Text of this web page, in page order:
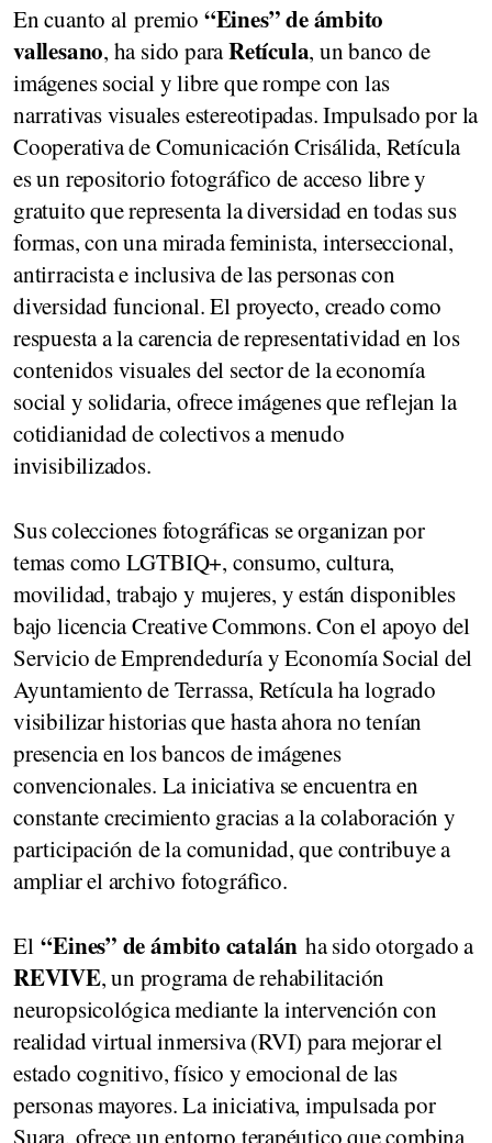
En cuanto al premio “Eines” de ámbito
vallesano, ha sido paraRetícula, un banco de
imágenes social y libre que rompe con las
narrativas visuales estereotipadas. Impulsado por la
Cooperativa de Comunicación Crisálida, Retícula
es un repositorio fotográfico de acceso libre y
gratuito que representa la diversidad en todas sus
formas, con una mirada feminista, interseccional,
antirracista e inclusiva de las personas con
diversidad funcional. El proyecto, creado como
respuesta a la carencia de representatividad en los
contenidos visuales del sector de la economía
social y solidaria, ofrece imágenes que reflejan la
cotidianidad de colectivos a menudo
invisibilizados.
Sus colecciones fotográficas se organizan por
temas como LGTBIQ+, consumo, cultura,
movilidad, trabajo y mujeres, y están disponibles
bajo licencia Creative Commons. Con el apoyo del
Servicio de Emprendeduría y Economía Social del
Ayuntamiento de Terrassa, Retícula ha logrado
visibilizar historias que hasta ahora no tenían
presencia en los bancos de imágenes
convencionales. La iniciativa se encuentra en
constante crecimiento gracias a la colaboración y
participación de la comunidad, que contribuye a
ampliar el archivo fotográfico.
El“Eines” de ámbito catalán ha sido otorgado a
REVIVE, un programa de rehabilitación
neuropsicológica mediante la intervención con
realidad virtual inmersiva (RVI) para mejorar el
estado cognitivo, físico y emocional de las
personas mayores. La iniciativa, impulsada por
Suara, ofrece un entorno terapéutico que combina